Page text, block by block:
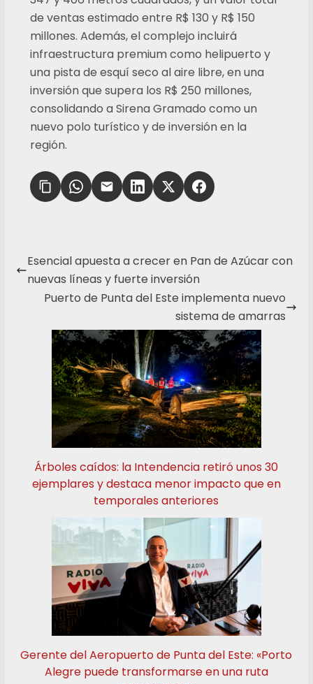
de ventas estimado entre R$ 130 y R$ 150
millones. Además, el complejo incluirá
infraestructura premium como helipuerto y
una pista de esquí seco al aire libre, en una
inversión que supera los R$ 250 millones,
consolidando a Sirena Gramado como un
nuevo polo turístico y de inversión en la
región.
Esencial apuesta a crecer en Pan de Azúcar con
nuevas líneas y fuerte inversión
Puerto de Punta del Este implementa nuevo
sistema de amarras
Árboles caídos: la Intendencia retiró unos 30
ejemplares y destaca menor impacto que en
temporales anteriores
Gerente del Aeropuerto de Punta del Este: «Porto
Alegre puede transformarse en una ruta